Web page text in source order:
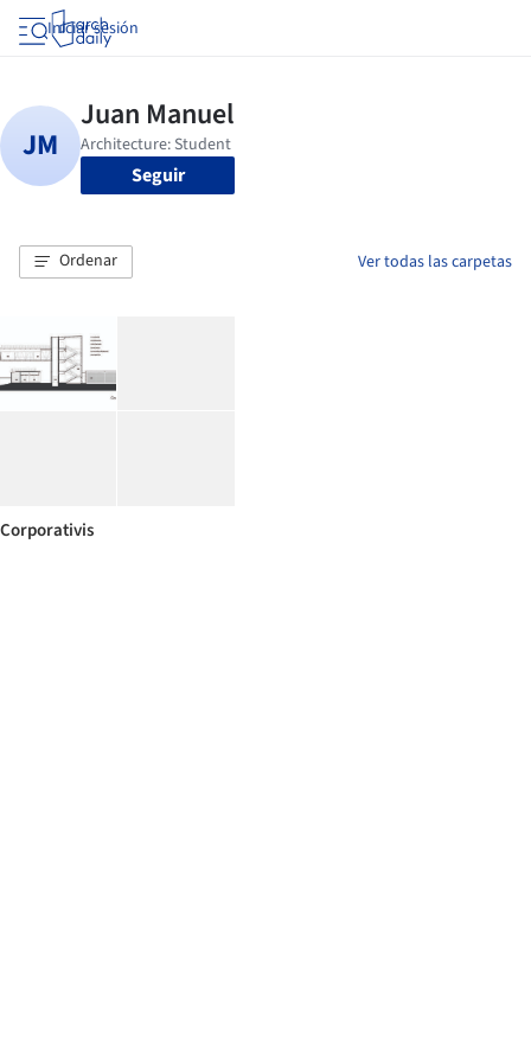
Iniciar sesión
Seguir
Ordenar Ver todas las carpetas
Corporativis